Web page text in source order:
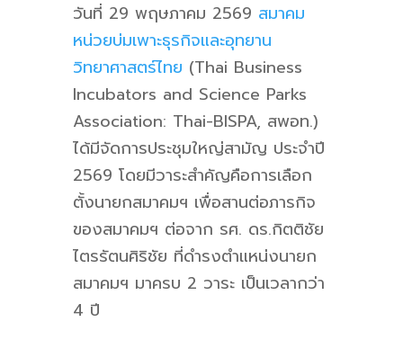
วันที่ 29 พฤษภาคม 2569 สมาคม
หน่วยบ่มเพาะธุรกิจและอุทยาน
วิทยาศาสตร์ไทย (Thai Business
Incubators and Science Parks
Association: Thai-BISPA, สพอท.)
ได้มีจัดการประชุมใหญ่สามัญ ประจำปี
2569 โดยมีวาระสำคัญคือการเลือก
ตั้งนายกสมาคมฯ เพื่อสานต่อภารกิจ
ของสมาคมฯ ต่อจาก รศ. ดร.กิตติชัย
ไตรรัตนศิริชัย ที่ดำรงตำแหน่งนายก
สมาคมฯ มาครบ 2 วาระ เป็นเวลากว่า
4 ปี